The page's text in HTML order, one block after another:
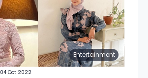
Entertainment
04 Oct 2022